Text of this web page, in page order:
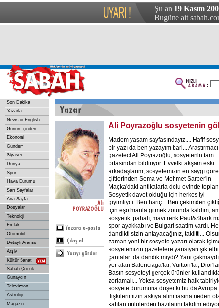
Şu an 19 Kasım
Bugüne ait
Son Dakika
Yazarlar
News in English
Günün İçinden
Ekonomi
Gündem
Siyaset
Dünya
Spor
Hava Durumu
Sarı Sayfalar
Ana Sayfa
Dosyalar
Teknoloji
Emlak
Otomobil
Detaylı Arama
Arşiv
Kültür Sanat
Sabah Çocuk
Günaydın
Televizyon
Astroloji
Magazin
Ali Poyrazoğlu sosyetenin
Madem yaşam sayfasındayız.... Hafif
bir yazı da ben yazayım bari... Araştırmacı
gazeteci Ali Poyrazoğlu, sosyetenin tam
ortasından bildiriyor. Evvelki akşam eski
arkadaşlarım, sosyetemizin en saygı
çiftlerinden Sema ve Mehmet Sarper'in
Maçka'daki antikalarla dolu evinde
Sosyetik davet olduğu için herkes iyi
giyimliydi. Ben hariç... Ben çekimden
için eşofmanla gitmek zorunda kaldım;
sosyetik, pahalı, mavi renk Paul&Shark
spor ayakkabı ve Bulgari saatim vardı.
dandikti sizin anlayacağınız, taklitti...
zaman yeni bir sosyete yazarı olarak
sosyetemizin gazetelere yansıyan şık
çantaları da dandik miydi? Yani
yer alan Balenciaga'lar, Vuitton'lar,
Basın sosyeteyi gerçek ürünler
zorlamalı... Yoksa sosyetemiz halk
sosyete durumuna düşer ki bu da
ilişkilerimizin askıya alınmasına neden
katılan ünlülerden bazılarını takdim